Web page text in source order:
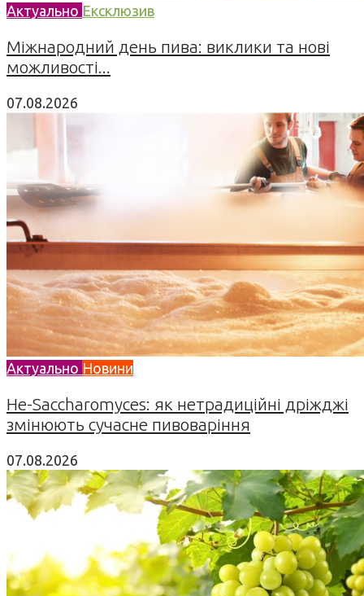
Актуально Ексклюзив
Міжнародний день пива: виклики та нові
можливості...
07.08.2026
Актуально Новини
Не-Saccharomyces: як нетрадиційні дріжджі
змінюють сучасне пивоваріння
07.08.2026